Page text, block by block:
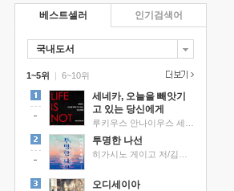
베스트셀러
국내도서
1~5위 |
세네카, 오늘을 빼앗기
고 있는 당신에게
투명한 나선
오디세이아
6~10위
인기검색어